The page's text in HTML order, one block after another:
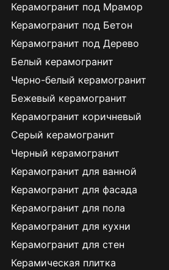
Керамогранит под Мрамор
Керамогранит под Бетон
Керамогранит под Дерево
Белый керамогранит
Черно-белый керамогранит
Бежевый керамогранит
Керамогранит коричневый
Серый керамогранит
Черный керамогранит
Керамогранит для ванной
Керамогранит для фасада
Керамогранит для пола
Керамогранит для кухни
Керамогранит для стен
Керамическая плитка